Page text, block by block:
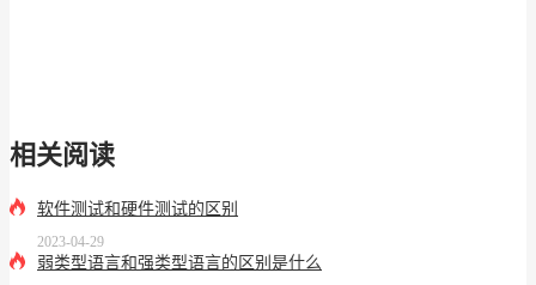
相关阅读
软件测试和硬件测试的区别
2023-04-29
弱类型语言和强类型语言的区别是什么